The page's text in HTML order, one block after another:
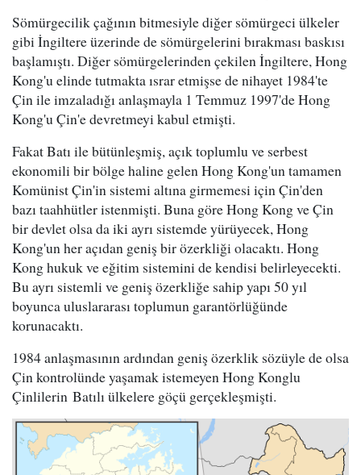
Sömürgecilik çağının bitmesiyle diğer sömürgeci ülkeler
gibi İngiltere üzerinde de sömürgelerini bırakması baskısı
başlamıştı. Diğer sömürgelerinden çekilen İngiltere, Hong
Kong'u elinde tutmakta ısrar etmişse de nihayet 1984'te
Çin ile imzaladığı anlaşmayla 1 Temmuz 1997'de Hong
Kong'u Çin'e devretmeyi kabul etmişti.
Fakat Batı ile bütünleşmiş, açık toplumlu ve serbest
ekonomili bir bölge haline gelen Hong Kong'un tamamen
Komünist Çin'in sistemi altına girmemesi için Çin'den
bazı taahhütler istenmişti. Buna göre Hong Kong ve Çin
bir devlet olsa da iki ayrı sistemde yürüyecek, Hong
Kong'un her açıdan geniş bir özerkliği olacaktı. Hong
Kong hukuk ve eğitim sistemini de kendisi belirleyecekti.
Bu ayrı sistemli ve geniş özerkliğe sahip yapı 50 yıl
boyunca uluslararası toplumun garantörlüğünde
korunacaktı.
1984 anlaşmasının ardından geniş özerklik sözüyle de olsa
Çin kontrolünde yaşamak istemeyen Hong Konglu
Çinlilerin Batılı ülkelere göçü gerçekleşmişti.